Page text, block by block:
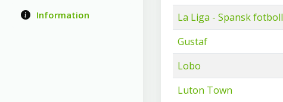
Information
La Liga - Spansk fotboll
Gustaf
Lobo
Luton Town